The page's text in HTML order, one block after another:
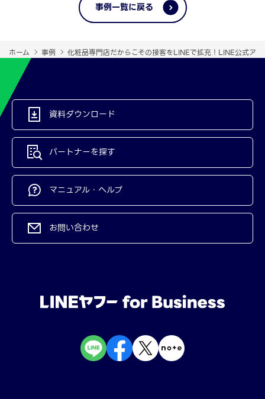
事例一覧に戻る
ホーム 事例 化粧品専門店だからこその接客をLINEで拡充！LINE公式ア
資料ダウンロード
パートナーを探す
マニュアル・ヘルプ
お問い合わせ